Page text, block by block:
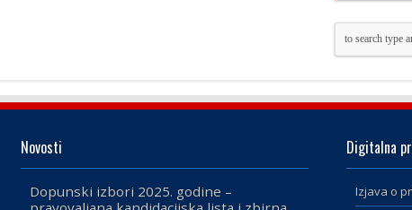
Novosti
Dopunski izbori 2025. godine –
Digitalna
Izjava o